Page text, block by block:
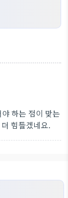
하는 점이 맞는
힘들겠네요.